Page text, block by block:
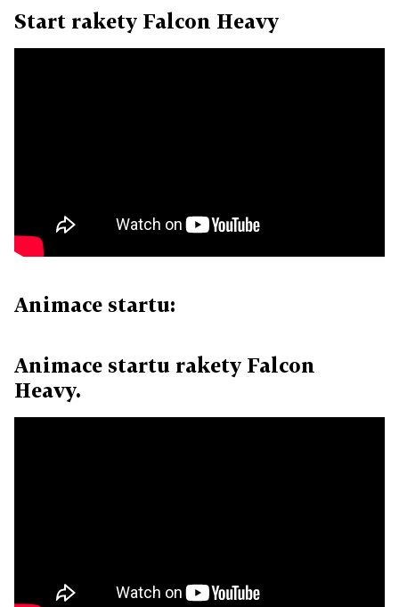
Start rakety Falcon Heavy
Animace startu:
Animace startu rakety Falcon
Heavy.